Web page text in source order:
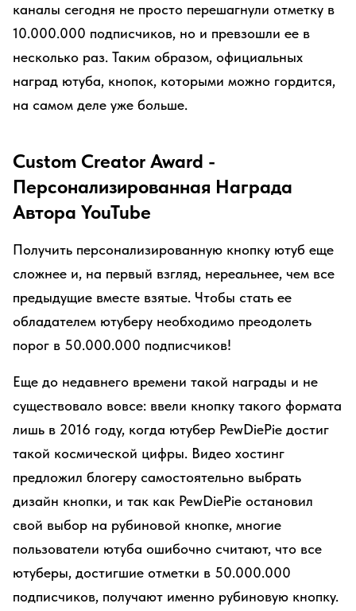
каналы сегодня не просто перешагнули отметку в
10.000.000 подписчиков, но и превзошли ее в
несколько раз. Таким образом, официальных
наград ютуба, кнопок, которыми можно гордится,
на самом деле уже больше.
Custom Creator Award -
Персонализированная Награда
Автора YouTube
Получить персонализированную кнопку ютуб еще
сложнее и, на первый взгляд, нереальнее, чем все
предыдущие вместе взятые. Чтобы стать ее
обладателем ютуберу необходимо преодолеть
порог в 50.000.000 подписчиков!
Еще до недавнего времени такой награды и не
существовало вовсе: ввели кнопку такого формата
лишь в 2016 году, когда ютубер PewDiePie достиг
такой космической цифры. Видео хостинг
предложил блогеру самостоятельно выбрать
дизайн кнопки, и так как PewDiePie остановил
свой выбор на рубиновой кнопке, многие
пользователи ютуба ошибочно считают, что все
ютуберы, достигшие отметки в 50.000.000
подписчиков, получают именно рубиновую кнопку.